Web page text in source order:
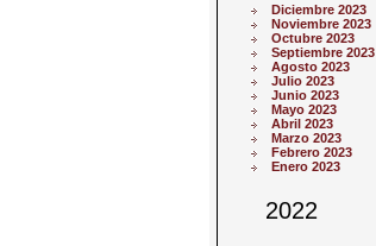
Diciembre 2023
Noviembre 2023
Octubre 2023
Septiembre 2023
Agosto 2023
Julio 2023
Junio 2023
Mayo 2023
Abril 2023
Marzo 2023
Febrero 2023
Enero 2023
2022